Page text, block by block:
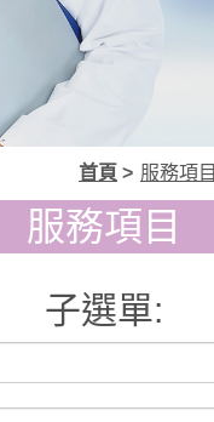
首頁 > 服務項目
服務項目
子選單: